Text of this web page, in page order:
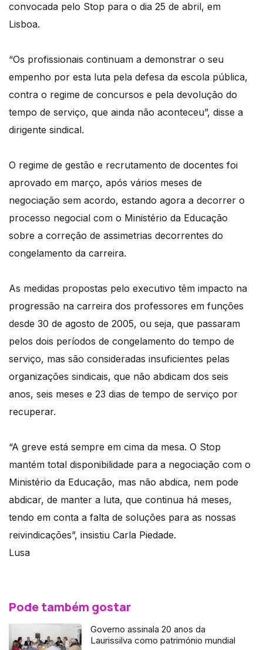
convocada pelo Stop para o dia 25 de abril, em
Lisboa.
“Os profissionais continuam a demonstrar o seu
empenho por esta luta pela defesa da escola pública,
contra o regime de concursos e pela devolução do
tempo de serviço, que ainda não aconteceu”, disse a
dirigente sindical.
O regime de gestão e recrutamento de docentes foi
aprovado em março, após vários meses de
negociação sem acordo, estando agora a decorrer o
processo negocial com o Ministério da Educação
sobre a correção de assimetrias decorrentes do
congelamento da carreira.
As medidas propostas pelo executivo têm impacto na
progressão na carreira dos professores em funções
desde 30 de agosto de 2005, ou seja, que passaram
pelos dois períodos de congelamento do tempo de
serviço, mas são consideradas insuficientes pelas
organizações sindicais, que não abdicam dos seis
anos, seis meses e 23 dias de tempo de serviço por
recuperar.
“A greve está sempre em cima da mesa. O Stop
mantém total disponibilidade para a negociação com o
Ministério da Educação, mas não abdica, nem pode
abdicar, de manter a luta, que continua há meses,
tendo em conta a falta de soluções para as nossas
reivindicações”, insistiu Carla Piedade.
Lusa
Pode também gostar
Governo assinala 20 anos da
Laurissilva como património mundial